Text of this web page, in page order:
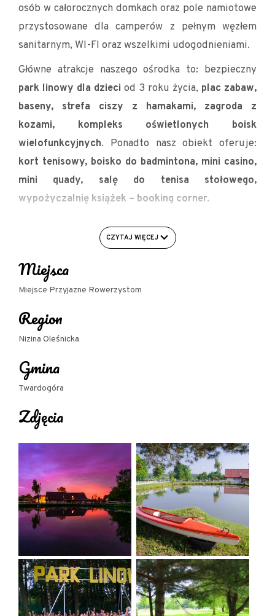
osób w całorocznych domkach oraz pole namiotowe
przystosowane dla camperów z pełnym węzłem
sanitarnym, WI-FI oraz wszelkimi udogodnieniami.
Główne atrakcje naszego ośrodka to: bezpieczny
park linowy dla dzieci od 3 roku życia, plac zabaw,
baseny, strefa ciszy z hamakami, zagroda z
kozami, kompleks oświetlonych boisk
wielofunkcyjnych. Ponadto nasz obiekt oferuje:
kort tenisowy, boisko do badmintona, mini casino,
mini quady, salę do tenisa stołowego,
wypożyczalnię książek – booking corner.
z kuchnią włosko-polską. Dodatkowo istnieje
możliwość organizacji imprez okolicznościowych
oraz firmowych w namiocie o powierzchni 300 m/2.
możliwość skorzystania z
domków Alberto, domków holenderskich lub pola
namiotowego.
DOMEK ALBERTO
Drewniany dwupoziomowy domek całoroczny
złożony z pięciu pomieszczeń.
Na parterze znajdują się dwa pokoje dwuosobowe z
pojedynczymi łóżkami, salon z wyposażonym
aneksem kuchennym oraz łazienka. Na piętrze
dostępna jest sypialnia dla 4 osób.
Wyposażenie:
sztućce oraz naczynia
komplet garnków
czajnik elektryczny
stolik
CZYTAJ WIĘCEJ
Miejsca
Miejsce Przyjazne Rowerzystom
Region
Nizina Oleśnicka
Gmina
Twardogóra
Zdjęcia